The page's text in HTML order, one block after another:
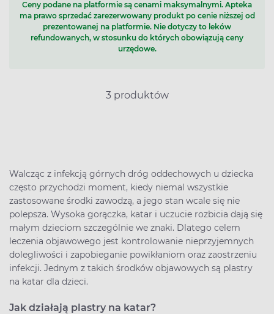
Ceny podane na platformie są cenami maksymalnymi. Apteka
ma prawo sprzedać zarezerwowany produkt po cenie niższej od
prezentowanej na platformie. Nie dotyczy to leków
refundowanych, w stosunku do których obowiązują ceny
urzędowe.
3 produktów
Walcząc z infekcją górnych dróg oddechowych u dziecka
często przychodzi moment, kiedy niemal wszystkie
zastosowane środki zawodzą, a jego stan wcale się nie
polepsza. Wysoka gorączka, katar i uczucie rozbicia dają się
małym dzieciom szczególnie we znaki. Dlatego celem
leczenia objawowego jest kontrolowanie nieprzyjemnych
dolegliwości i zapobieganie powikłaniom oraz zaostrzeniu
infekcji. Jednym z takich środków objawowych są plastry
na katar dla dzieci.
Jak działają plastry na katar?